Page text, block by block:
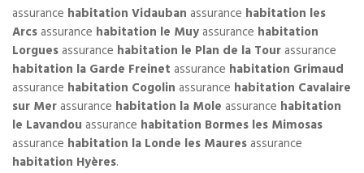
assurance habitation Vidauban assurance habitation les
Arcsassurance habitation le Muyassurance habitation
Lorguesassurance habitation le Plan de la Tourassurance
habitation la Garde Freinet assurance habitation Grimaud
assurance habitation Cogolin assurance habitation Cavalaire
sur Merassurance habitation la Mole assurance habitation
le Lavandou assurance habitation Bormes les Mimosas
assurance habitation la Londe les Mauresassurance
habitation Hyères.